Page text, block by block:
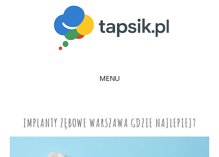
MENU
CONTENT
IMPLANTY ZĘBOWE WARSZAWA GDZIE NAJLEPIEJ?